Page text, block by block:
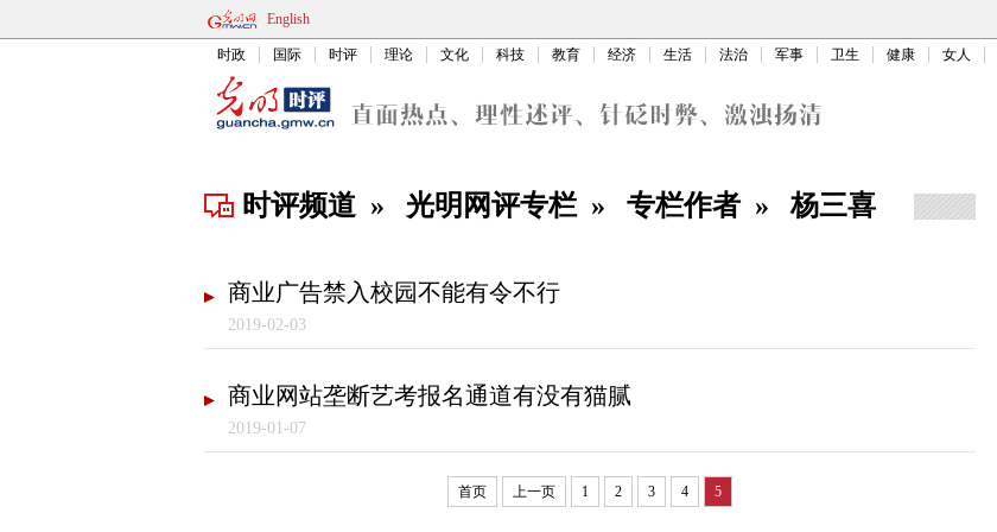
English
时政 国际 时评 理论 文化 科技 教育 经济 生活 法治 军事 卫生 健康 女人
时评频道 » 光明网评专栏 » 专栏作者 » 杨三喜
商业广告禁入校园不能有令不行
2019-02-03
商业网站垄断艺考报名通道有没有猫腻
2019-01-07
首页 上一页 1 2 3 4 5